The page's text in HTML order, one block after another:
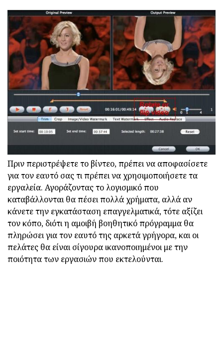
Πριν περιστρέψετε το βίντεο, πρέπει να αποφασίσετε
για τον εαυτό σας τι πρέπει να χρησιμοποιήσετε τα
εργαλεία. Αγοράζοντας το λογισμικό που
καταβάλλονται θα πέσει πολλά χρήματα, αλλά αν
κάνετε την εγκατάσταση επαγγελματικά, τότε αξίζει
τον κόπο, διότι η αμοιβή βοηθητικό πρόγραμμα θα
πληρώσει για τον εαυτό της αρκετά γρήγορα, και οι
πελάτες θα είναι σίγουρα ικανοποιημένοι με την
ποιότητα των εργασιών που εκτελούνται.